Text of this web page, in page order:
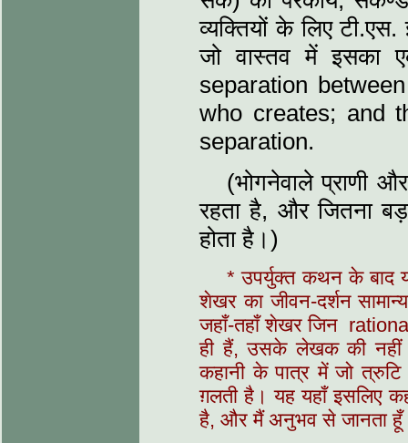
व्यक्तियों के लिए
जो वास्तव में इसका
separation
who creates; and
separation.
(भोगनेवाले प्राणी
रहता है, और जितना
होता है।)
* उपर्युक्त कथन के बाद
शेखर का जीवन-दर्शन
जहाँ-तहाँ शेखर जिन
ही हैं, उसके लेखक की
कहानी के पात्र में जो
ग़लती है। यह यहाँ इसलिए
है, और मैं अनुभव से जानता